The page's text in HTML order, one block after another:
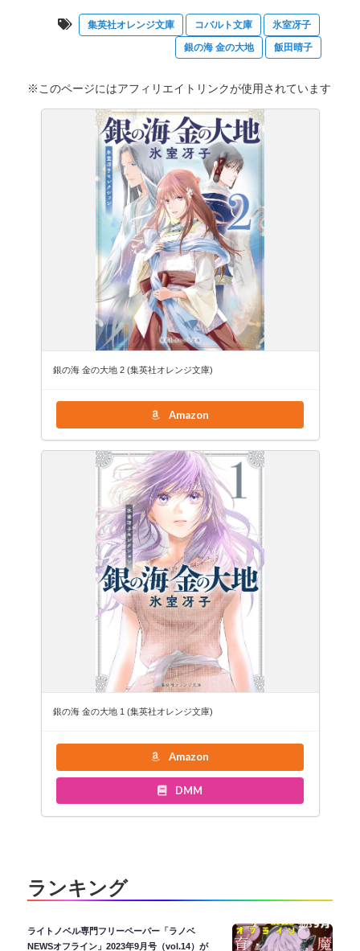
集英社オレンジ文庫 コバルト文庫
氷室冴子
銀の海 金の大地
飯田晴子
※このページにはアフィリエイトリンクが使用されています
銀の海 金の大地 2 (集英社オレンジ文庫)
Amazon
銀の海 金の大地 1 (集英社オレンジ文庫)
Amazon
DMM
ランキング
ライトノベル専門フリーペーパー「ラノベ
NEWSオフライン」2023年9月号（vol.14）が